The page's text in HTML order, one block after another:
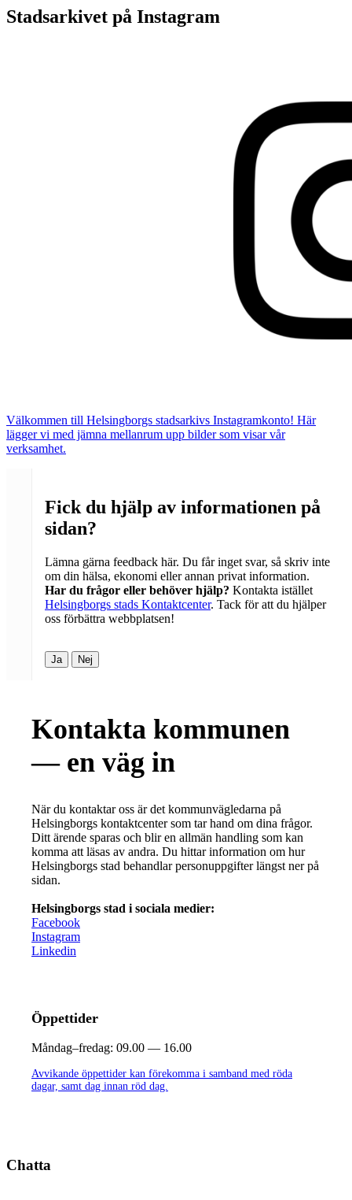
Stadsarkivet på Instagram
Välkommen till Helsingborgs stadsarkivs Instagramkonto! Här
lägger vi med jämna mellanrum upp bilder som visar vår
verksamhet.
Fick du hjälp av informationen på
sidan?
Lämna gärna feedback här. Du får inget svar, så skriv inte
om din hälsa, ekonomi eller annan privat information.
Har du frågor eller behöver hjälp? Kontakta istället
Helsingborgs stads Kontaktcenter. Tack för att du hjälper
oss förbättra webbplatsen!
Ja Nej
Kontakta kommunen
— en väg in
När du kontaktar oss är det kommunvägledarna på
Helsingborgs kontaktcenter som tar hand om dina frågor.
Ditt ärende sparas och blir en allmän handling som kan
komma att läsas av andra. Du hittar information om hur
Helsingborgs stad behandlar personuppgifter längst ner på
sidan.
Helsingborgs stad i sociala medier:
Facebook
Instagram
Linkedin
Öppettider
Måndag–fredag: 09.00 — 16.00
Avvikande öppettider kan förekomma i samband med röda
dagar, samt dag innan röd dag.
Chatta